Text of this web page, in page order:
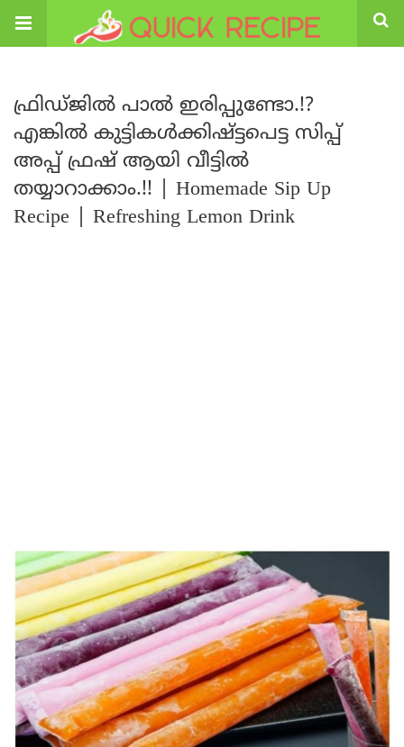
ഫ്രിഡ്ജിൽ പാൽ ഇരിപ്പുണ്ടോ.!?
എങ്കിൽ കുട്ടികൾക്കിഷ്ട്ടപെട്ട സിപ്പ്
അപ്പ് ഫ്രഷ് ആയി വീട്ടിൽ
തയ്യാറാക്കാം.!! | Homemade Sip Up
Recipe | Refreshing Lemon Drink